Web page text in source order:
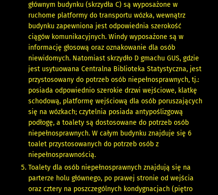
głównym budynku (skrzydła C) są wyposażone w
ruchome platformy do transportu wózka, wewnątrz
budynku zapewniona jest odpowiednia szerokość
ciągów komunikacyjnych. Windy wyposażone są w
informację głosową oraz oznakowanie dla osób
niewidomych. Natomiast skrzydło D gmachu GUS, gdzie
jest usytuowana Centralna Biblioteka Statystyczna, jest
przystosowany do potrzeb osób niepełnosprawnych, tj.:
posiada odpowiednio szerokie drzwi wejściowe, klatkę
schodową, platformę wejściową dla osób poruszających
się na wózkach; czytelnia posiada antypoślizgową
podłogę, a toalety są dostosowane do potrzeb osób
niepełnosprawnych. W całym budynku znajduje się 6
toalet przystosowanych do potrzeb osób z
niepełnosprawnością.
Toalety dla osób niepełnosprawnych znajdują się na
parterze holu głównego, po prawej stronie od wejścia
oraz cztery na poszczególnych kondygnacjach (piętro